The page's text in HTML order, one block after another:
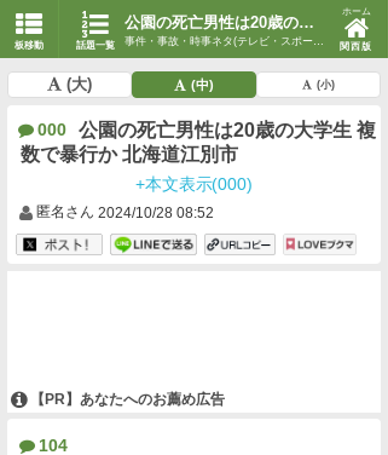
板移動 話題一覧
公園の死亡男性は20歳の大学生 複数で暴行か 北海道江別市
事件・事故・時事ネタ(テレビ・スポーツ・時事)
ホーム
関西版
(大) (中) (小)
000
公園の死亡男性は20歳の大学生 複
数で暴行か 北海道江別市
+本文表示(000)
匿名さん 2024/10/28 08:52
【PR】あなたへのお薦め広告
104